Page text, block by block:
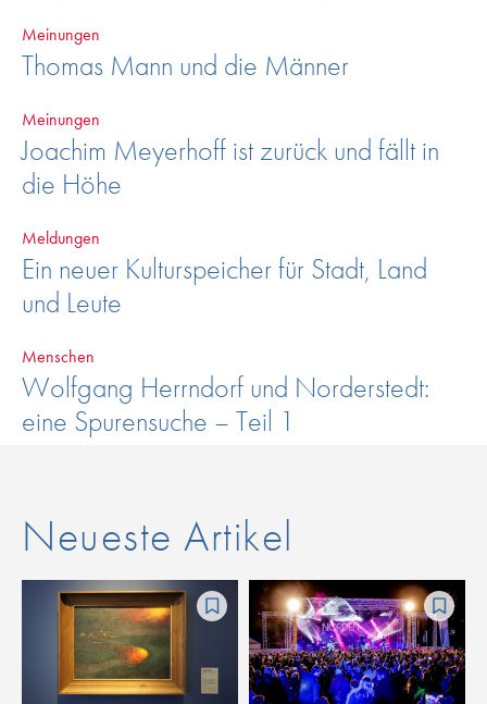
Meinungen
Thomas Mann und die Männer
Meinungen
Joachim Meyerhoff ist zurück und fällt in
die Höhe
Meldungen
Ein neuer Kulturspeicher für Stadt, Land
und Leute
Menschen
Wolfgang Herrndorf und Norderstedt:
eine Spurensuche – Teil 1
Neueste Artikel